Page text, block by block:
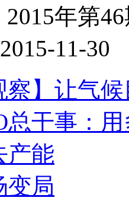
2015年第
11-30
察】让气
总干事：
产能
变局